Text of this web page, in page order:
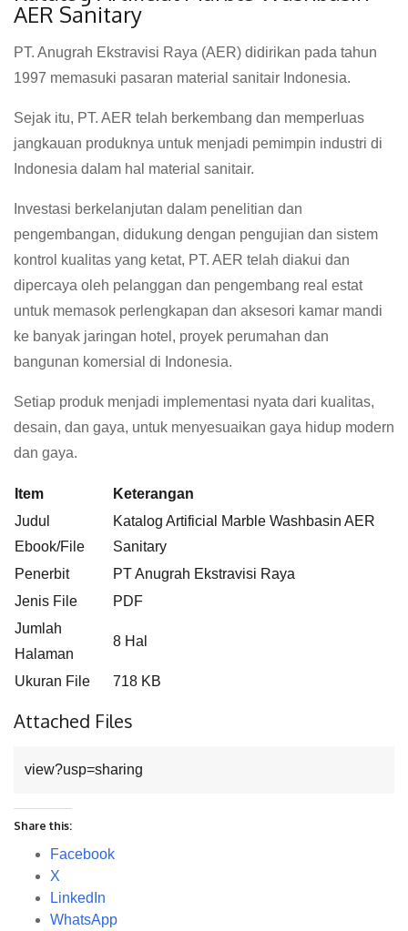
AER Sanitary
PT. Anugrah Ekstravisi Raya (AER) didirikan pada tahun
1997 memasuki pasaran material sanitair Indonesia.
Sejak itu, PT. AER telah berkembang dan memperluas
jangkauan produknya untuk menjadi pemimpin industri di
Indonesia dalam hal material sanitair.
Investasi berkelanjutan dalam penelitian dan
pengembangan, didukung dengan pengujian dan sistem
kontrol kualitas yang ketat, PT. AER telah diakui dan
dipercaya oleh pelanggan dan pengembang real estat
untuk memasok perlengkapan dan aksesori kamar mandi
ke banyak jaringan hotel, proyek perumahan dan
bangunan komersial di Indonesia.
Setiap produk menjadi implementasi nyata dari kualitas,
desain, dan gaya, untuk menyesuaikan gaya hidup modern
dan gaya.
Item
Keterangan
Judul
Ebook/File
Katalog Artificial Marble Washbasin AER
Sanitary
Penerbit
PT Anugrah Ekstravisi Raya
Jenis File
PDF
Jumlah
Halaman
8 Hal
Ukuran File 718 KB
Attached Files
view?usp=sharing
Share this:
Facebook
X
LinkedIn
WhatsApp